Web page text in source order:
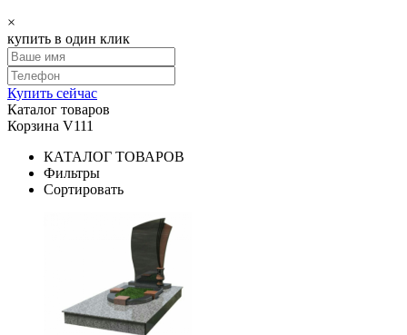
×
купить в один клик
Купить сейчас
Каталог товаров
Корзина V111
КАТАЛОГ ТОВАРОВ
Фильтры
Сортировать